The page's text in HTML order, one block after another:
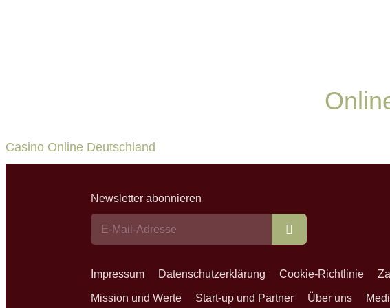
Casino Online Deutschland
Newsletter abonnieren
Impressum Datenschutzerklärung Cookie-Richtlinie
Mission und Werte Start-up und Partner Über uns